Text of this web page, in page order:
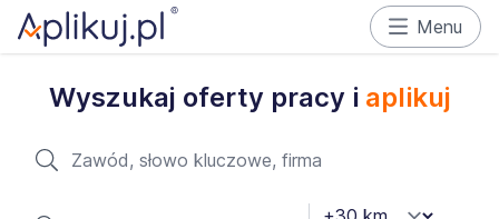
Menu
Wyszukaj oferty pracy i aplikuj